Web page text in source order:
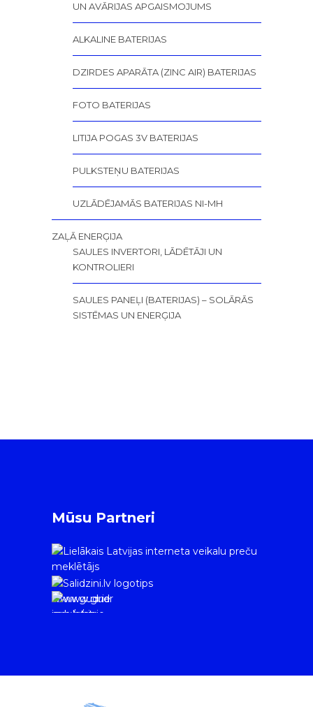
UN AVĀRIJAS APGAISMOJUMS
ALKALINE BATERIJAS
DZIRDES APARĀTA (ZINC AIR) BATERIJAS
FOTO BATERIJAS
LITIJA POGAS 3V BATERIJAS
PULKSTEŅU BATERIJAS
UZLĀDĒJAMĀS BATERIJAS NI-MH
ZAĻĀ ENERĢIJA
SAULES INVERTORI, LĀDĒTĀJI UN
KONTROLIERI
SAULES PANEĻI (BATERIJAS) – SOLĀRĀS
SISTĒMAS UN ENERĢIJA
Mūsu Partneri
www.gudrie
m.lv/atrie-